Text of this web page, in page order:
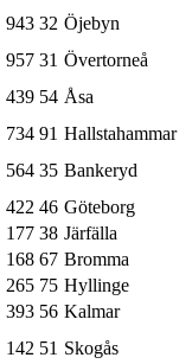
943 32 Öjebyn
957 31 Övertorneå
439 54 Åsa
734 91 Hallstahammar
564 35 Bankeryd
422 46 Göteborg
177 38 Järfälla
168 67 Bromma
265 75 Hyllinge
393 56 Kalmar
142 51 Skogås